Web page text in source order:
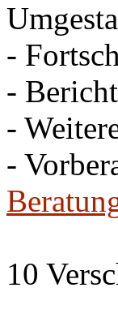
-
-
-
-
10